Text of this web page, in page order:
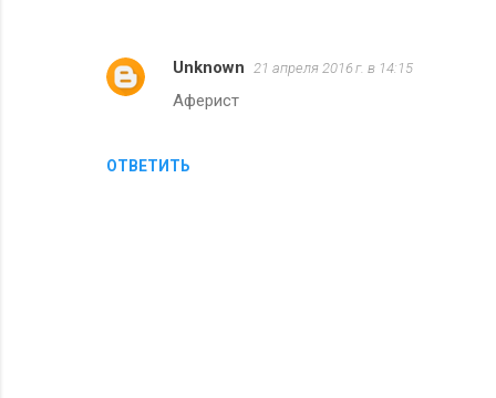
ОТВЕТИТЬ
Unknown 21 апреля 2016 г. в 14:15
Аферист